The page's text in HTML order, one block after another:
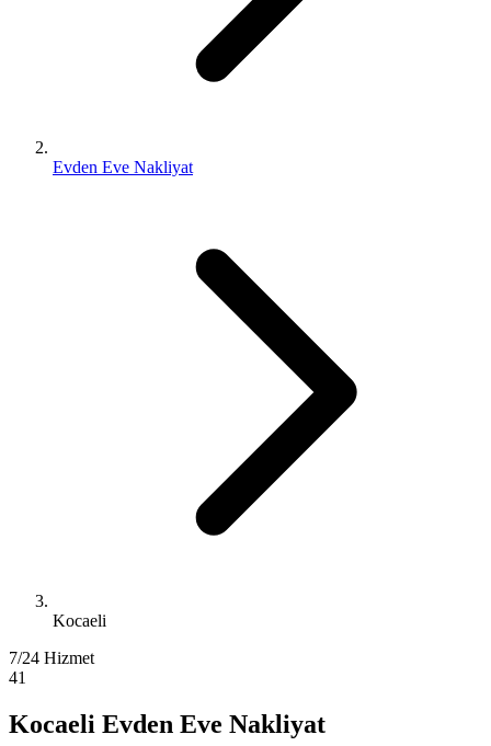
Evden Eve Nakliyat
Kocaeli
7/24 Hizmet
41
Kocaeli Evden Eve Nakliyat